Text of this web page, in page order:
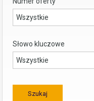
Słowo kluczowe